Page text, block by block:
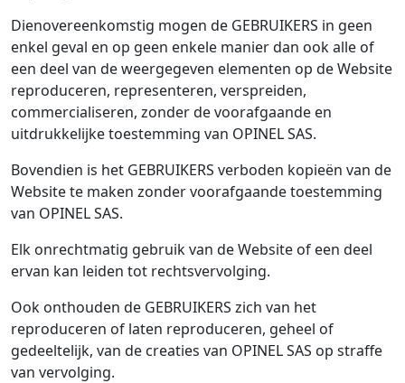
Dienovereenkomstig mogen de GEBRUIKERS in geen
enkel geval en op geen enkele manier dan ook alle of
een deel van de weergegeven elementen op de Website
reproduceren, representeren, verspreiden,
commercialiseren, zonder de voorafgaande en
uitdrukkelijke toestemming van OPINEL SAS.
Bovendien is het GEBRUIKERS verboden kopieën van de
Website te maken zonder voorafgaande toestemming
van OPINEL SAS.
Elk onrechtmatig gebruik van de Website of een deel
ervan kan leiden tot rechtsvervolging.
Ook onthouden de GEBRUIKERS zich van het
reproduceren of laten reproduceren, geheel of
gedeeltelijk, van de creaties van OPINEL SAS op straffe
van vervolging.